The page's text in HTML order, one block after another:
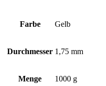
Farbe Gelb
Durchmesser 1,75 mm
Menge 1000 g